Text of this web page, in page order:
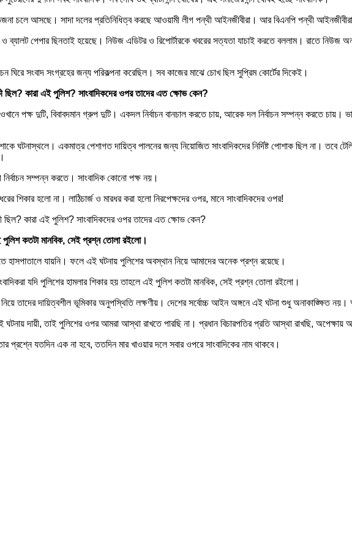
চলে আসছে। সাদা দলের প্রতিনিধিত্ব করছে আওয়ামী লীগ পন্থী আইনজীবীরা। আর বিএনপি পন্থী
ব্যালট পেপার ছিনতাই হয়েছে। নিউজ এডিটর ও রিপোর্টারকে খবরের সত্যতা যাচাই করতে বললাম। রাতে নিউজ
ঘিরে সংবাদ সংগ্রহের জন্য পরিকল্পনা করেছিল। সব কাজের মাঝে চোখ ছিল সুপ্রিম কোর্টের দিকেই।
ছিল? কারা এই পুলিশ? সাংবাদিকদের ওপর তাদের এত ক্ষোভ কেন?
পক্ষ দুটি, বিবাবদমান গ্রুপ দুটি। একদল নির্বাচন বানচাল করতে চায়, আরেক দল নির্বাচন সম্পন্ন করতে
একমাত্র পেশাগত দায়িত্ব পালনের জন্য নিয়োজিত সাংবাদিকদের নির্দিষ্ট পোশাক ছিল না। তবে
সম্পন্ন করতে। সাংবাদিক কোনো পক্ষ নয়।
শিকার হলো না। লাঠিচার্জ ও মারধর করা হলো নিরপেক্ষদের ওপর, মানে সাংবাদিকদের ওপর!
ছিল? কারা এই পুলিশ? সাংবাদিকদের ওপর তাদের এত ক্ষোভ কেন?
পুলিশ কতটা মানবিক, সেই প্রশ্ন তোলা রইলো।
হাসপাতালে যায়নি। ফলে এই ঘটনায় পুলিশের অবস্থান নিয়ে আমাদের অনেক প্রশ্ন রয়েছে।
যদি পুলিশের হামলার শিকার হয় তাহলে এই পুলিশ কতটা মানবিক, সেই প্রশ্ন তোলা রইলো।
তাদের দায়িত্বশীল ভূমিকার অনুপস্থিতি লক্ষণীয়। দেশের সর্বোচ্চ আইন অঙ্গনে এই ঘটনা শুধু অনাকাঙ্ক্ষিত
দায়ী, তাই পুলিশের ওপর আমরা আস্থা রাখতে পারছি না। প্রধান বিচারপতির প্রতি আস্থা রাখছি, অপেক্ষায়
প্রশ্নে যতদিন এক না হবে, ততদিন মার খাওয়ার দলে সবার ওপরে সাংবাদিকের নাম থাকবে।